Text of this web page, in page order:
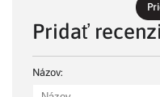
Pridať
Názov: